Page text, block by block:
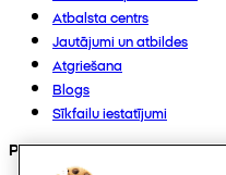
Atbalsta centrs
Jautājumi un atbildes
Atgriešana
Blogs
Sīkfailu iestatījumi
Preces